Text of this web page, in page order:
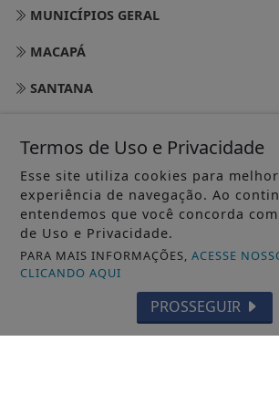
MUNICÍPIOS GERAL
MACAPÁ
SANTANA
MAZAGÃO
PORTO GRANDE
TARTARUGALZINHO
PEDRA BRANCA DO AMAPARI
Termos de Uso e Privacidade
Esse site utiliza cookies para
experiência de navegação. Ao
entendemos que você concorda
de Uso e Privacidade.
PARA MAIS INFORMAÇÕES,ACESSE
CLICANDO AQUI
PROSSEGUIR